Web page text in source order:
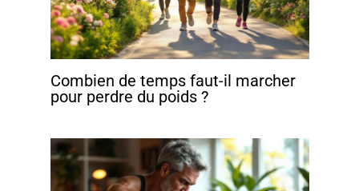
Combien de temps faut-il marcher
pour perdre du poids ?